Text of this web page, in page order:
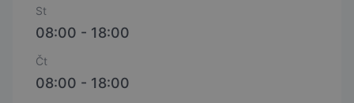
St
08:00 - 18:00
Čt
08:00 - 18:00